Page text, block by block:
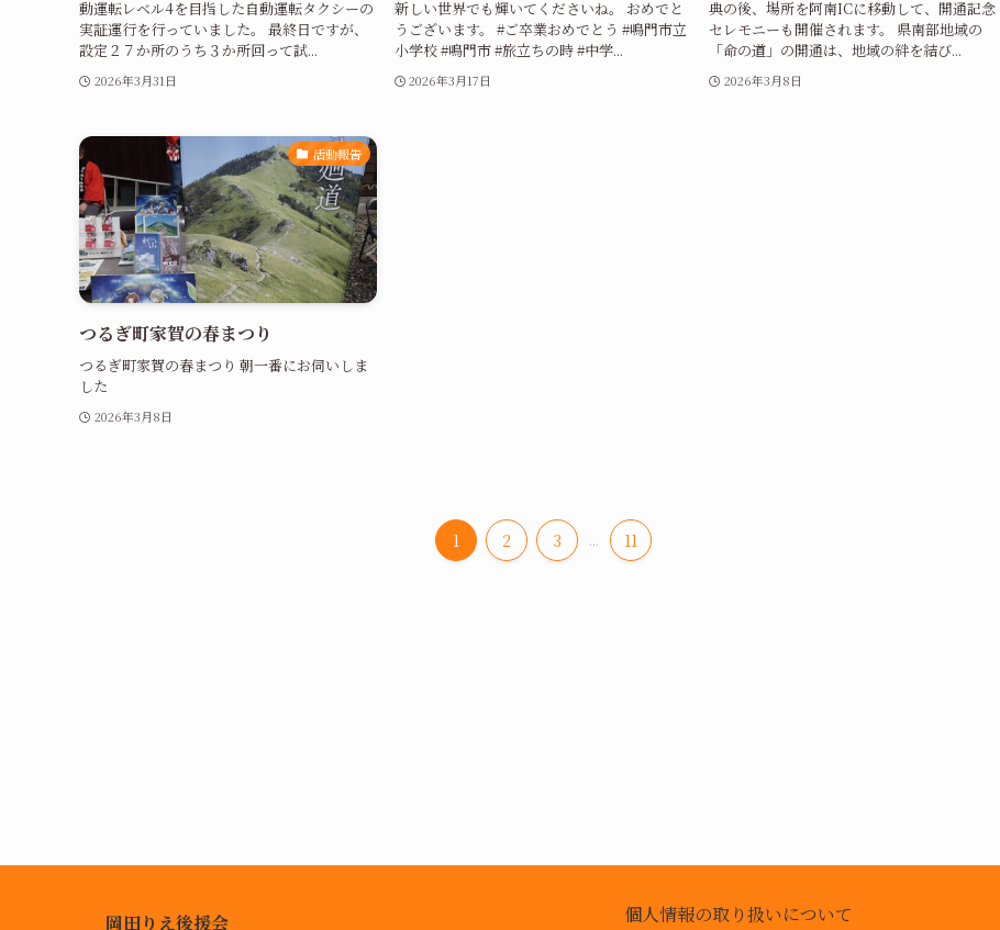
動運転レベル4を目指した自動運転タクシーの
実証運行を行っていました。 最終日ですが、
設定２７か所のうち３か所回って試...
2026年3月31日
新しい世界でも輝いてくださいね。 おめでと
うございます。 #ご卒業おめでとう #鳴門市立
小学校 #鳴門市 #旅立ちの時 #中学...
2026年3月17日
典の後、場所を阿南ICに移動して、開通記念
セレモニーも開催されます。 県南部地域の
「命の道」の開通は、地域の絆を結び...
2026年3月8日
活動報告
つるぎ町家賀の春まつり
つるぎ町家賀の春まつり 朝一番にお伺いしま
した
2026年3月8日
1 2 3 ... 11
岡田りえ後援会 個人情報の取り扱いについて